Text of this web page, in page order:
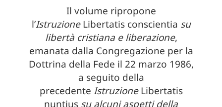
Il volume ripropone
l’IstruzioneLibertatis conscientia su
libertà cristiana e liberazione,
emanata dalla Congregazione per la
Dottrina della Fede il 22 marzo 1986,
a seguito della
precedente IstruzioneLibertatis
nuntius su alcuni aspetti della